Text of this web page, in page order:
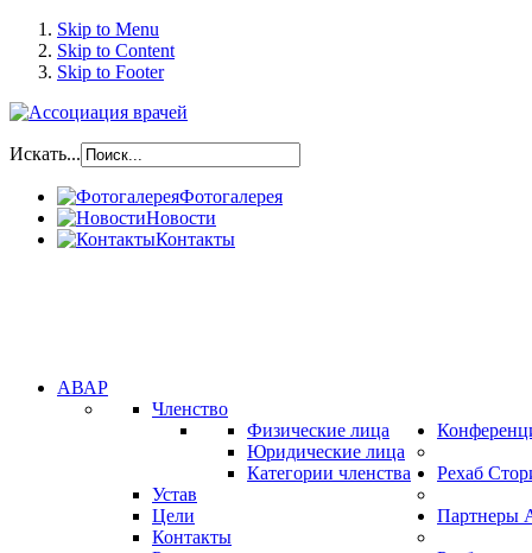
Skip to Menu
Skip to Content
Skip to Footer
Искать...
Фотогалерея
Новости
Контакты
АВАР
Членство
Физические лица
Юридические лица
Категории членства
Устав
Цели
Контакты
Рехаб
Партнеры